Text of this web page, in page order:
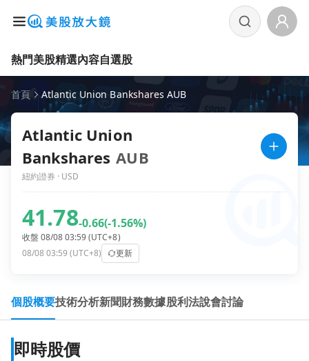
熱門美股精選內容自選股
首頁 Atlantic Union Bankshares AUB
Atlantic Union
Bankshares AUB
紐約證券 · USD
41.78-0.66(-1.56%)
收盤 08/08 03:59 (UTC+8)
08/08 03:59 (UTC+8)
更新
個股概要技術分析新聞財務數據股利法說會討論
即時股價